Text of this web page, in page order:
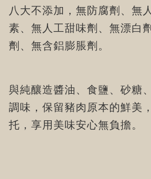
八大不添加，無防腐劑、無
素、無人工甜味劑、無漂白
劑、無含鋁膨脹劑。
與純釀造醬油、食鹽、砂糖
調味，保留豬肉原本的鮮美
托，享用美味安心無負擔。